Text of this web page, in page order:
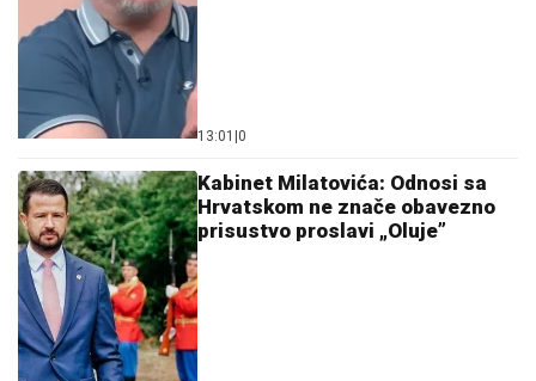
13:01 |0
Kabinet Milatovića: Odnosi sa
Hrvatskom ne znače obavezno
prisustvo proslavi „Oluje”